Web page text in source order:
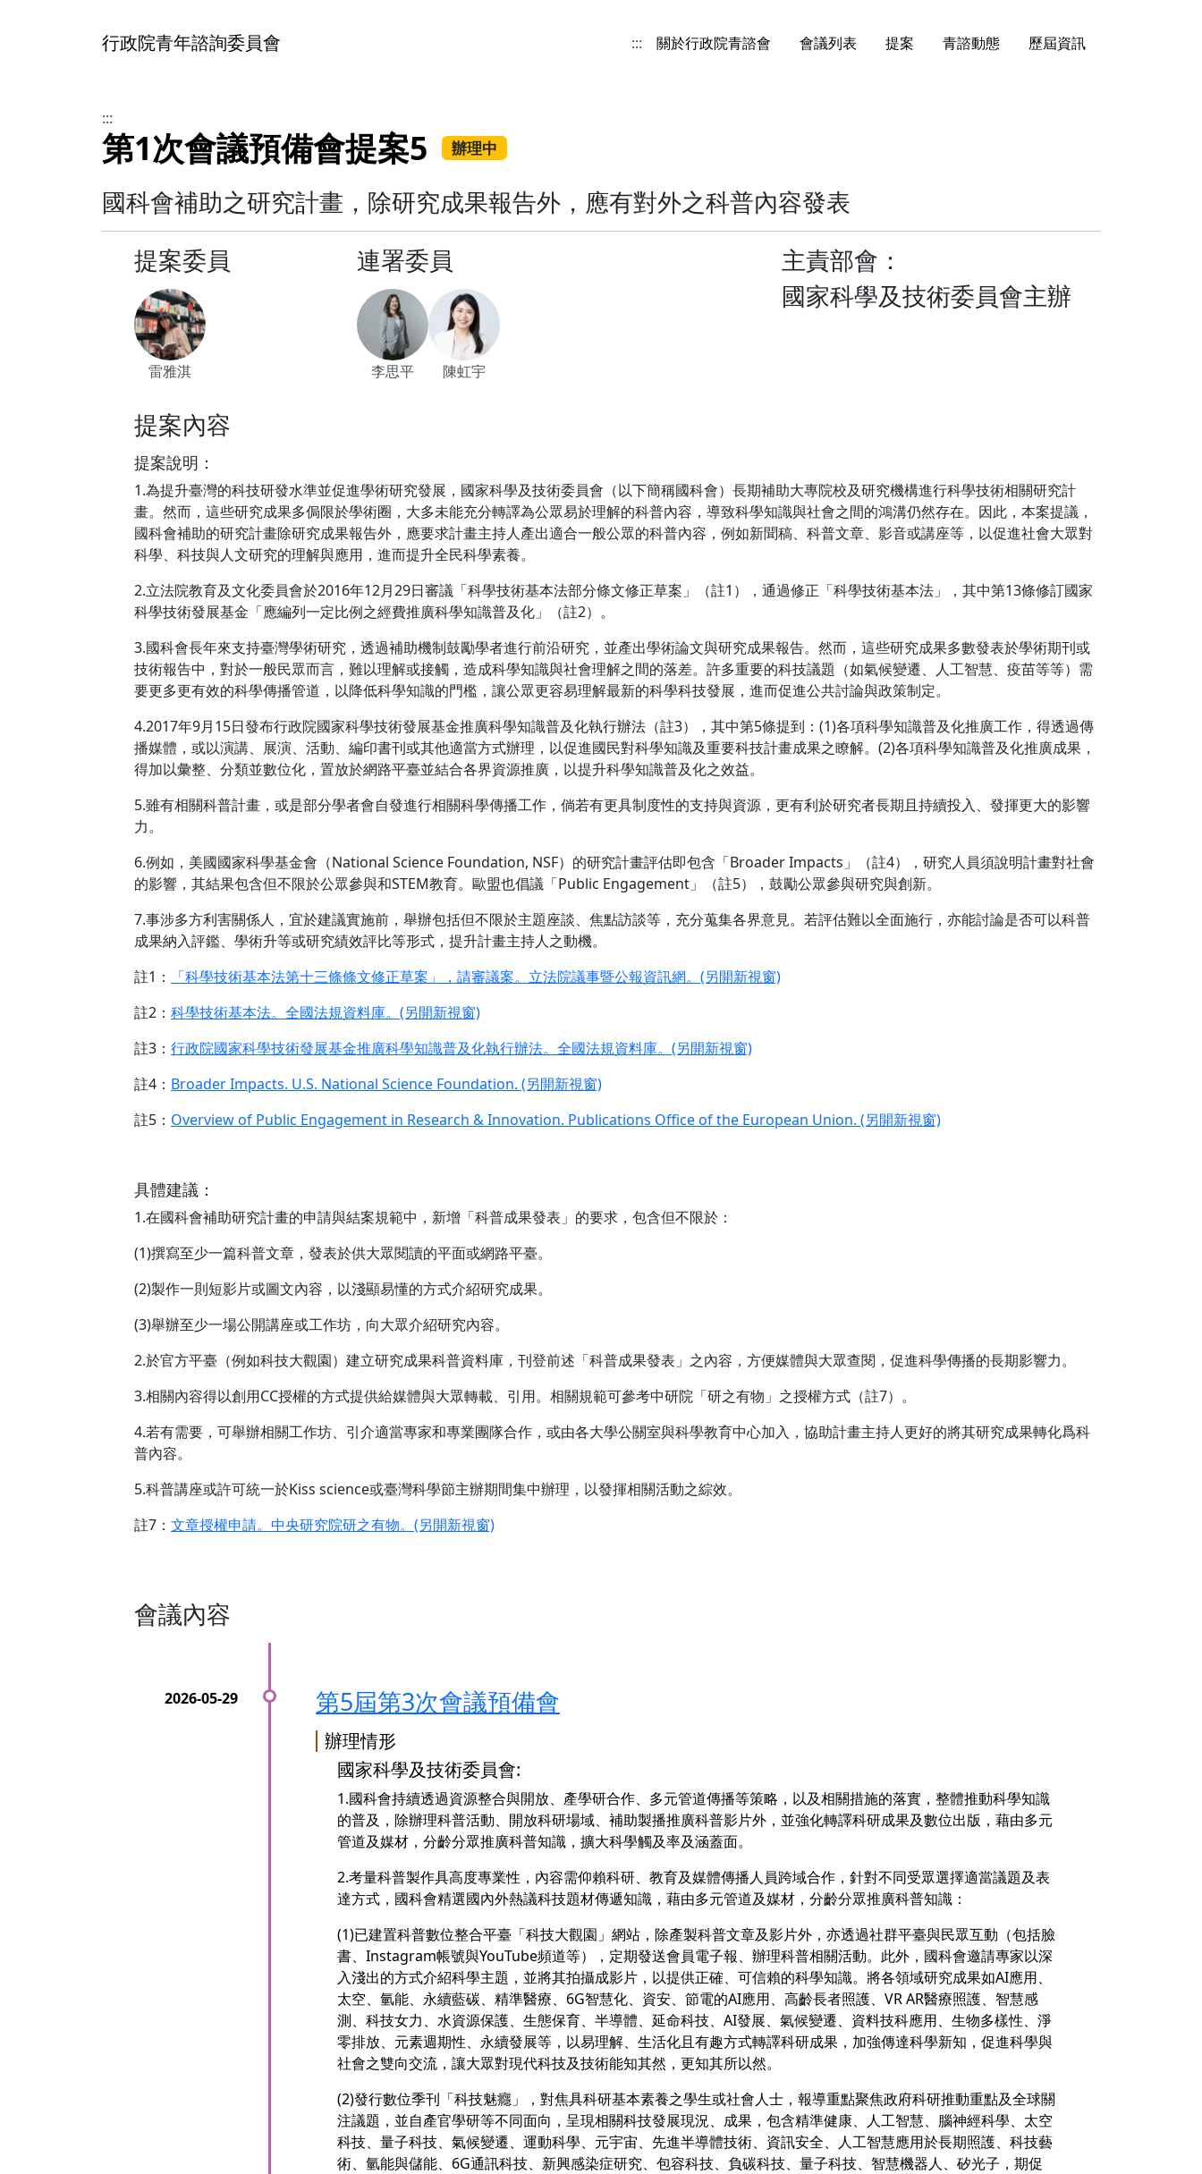
行政院青年諮詢委員會 ::: 關於行政院青諮會 會議列表 提案 青諮動態 歷屆資訊
:::
第1次會議預備會提案5 辦理中
國科會補助之研究計畫，除研究成果報告外，應有對外之科普內容發表
提案委員
雷雅淇
連署委員
李思平 陳虹宇
主責部會：
國家科學及技術委員會主辦
提案內容
提案說明：
1.為提升臺灣的科技研發水準並促進學術研究發展，國家科學及技術委員會（以下簡稱國科會）長期補助大專院校及研究機構進行科學技術相關研究計
畫。然而，這些研究成果多侷限於學術圈，大多未能充分轉譯為公眾易於理解的科普內容，導致科學知識與社會之間的鴻溝仍然存在。因此，本案提議，
國科會補助的研究計畫除研究成果報告外，應要求計畫主持人產出適合一般公眾的科普內容，例如新聞稿、科普文章、影音或講座等，以促進社會大眾對
科學、科技與人文研究的理解與應用，進而提升全民科學素養。
2.立法院教育及文化委員會於2016年12月29日審議「科學技術基本法部分條文修正草案」（註1），通過修正「科學技術基本法」，其中第13條修訂國家
科學技術發展基金「應編列一定比例之經費推廣科學知識普及化」
（註2） 。
3.國科會長年來支持臺灣學術研究，透過補助機制鼓勵學者進行前沿研究，並產出學術論文與研究成果報告。然而，這些研究成果多數發表於學術期刊或
技術報告中，對於一般民眾而言，難以理解或接觸，造成科學知識與社會理解之間的落差。許多重要的科技議題（如氣候變遷、人工智慧、疫苗等等）需
要更多更有效的科學傳播管道，以降低科學知識的門檻，讓公眾更容易理解最新的科學科技發展，進而促進公共討論與政策制定。
4.2017年9月15日發布行政院國家科學技術發展基金推廣科學知識普及化執行辦法（註3），其中第5條提到：(1)各項科學知識普及化推廣工作，得透過傳
播媒體，或以演講、展演、活動、編印書刊或其他適當方式辦理，以促進國民對科學知識及重要科技計畫成果之瞭解。(2)各項科學知識普及化推廣成果，
得加以彙整、分類並數位化，置放於網路平臺並結合各界資源推廣，以提升科學知識普及化之效益。
5.雖有相關科普計畫，或是部分學者會自發進行相關科學傳播工作，倘若有更具制度性的支持與資源，更有利於研究者長期且持續投入、發揮更大的影響
力。
6.例如，美國國家科學基金會（National Science Foundation, NSF）的研究計畫評估即包含「Broader Impacts」（註4），研究人員須說明計畫對社會
的影響，其結果包含但不限於公眾參與和STEM教育。歐盟也倡議「Public Engagement」（註5），鼓勵公眾參與研究與創新。
7.事涉多方利害關係人，宜於建議實施前，舉辦包括但不限於主題座談、焦點訪談等，充分蒐集各界意見。若評估難以全面施行，亦能討論是否可以科普
成果納入評鑑、學術升等或研究績效評比等形式，提升計畫主持人之動機。
註1：
「科學技術基本法第十三條條文修正草案」，請審議案。立法院議事暨公報資訊網。(另開新視窗)
註2： 科學技術基本法。全國法規資料庫。(另開新視窗)
註3： 行政院國家科學技術發展基金推廣科學知識普及化執行辦法。全國法規資料庫。(另開新視窗)
註4： Broader Impacts. U.S. National Science Foundation. (另開新視窗)
註5： Overview of Public Engagement in Research & Innovation. Publications Office of the European Union. (另開新視窗)
具體建議：
1.在國科會補助研究計畫的申請與結案規範中，新增「科普成果發表」的要求，包含但不限於：
(1)撰寫至少一篇科普文章，發表於供大眾閱讀的平面或網路平臺。
(2)製作一則短影片或圖文內容，以淺顯易懂的方式介紹研究成果。
(3)舉辦至少一場公開講座或工作坊，向大眾介紹研究內容。
2.於官方平臺（例如科技大觀園）建立研究成果科普資料庫，刊登前述「科普成果發表」之內容，方便媒體與大眾查閱，促進科學傳播的長期影響力。
3.相關內容得以創用CC授權的方式提供給媒體與大眾轉載、引用。相關規範可參考中研院「研之有物」之授權方式（註7）。
4.若有需要，可舉辦相關工作坊、引介適當專家和專業團隊合作，或由各大學公關室與科學教育中心加入，協助計畫主持人更好的將其研究成果轉化爲科
普內容。
5.科普講座或許可統一於Kiss science或臺灣科學節主辦期間集中辦理，以發揮相關活動之綜效。
註7： 文章授權申請。中央研究院研之有物。(另開新視窗)
會議內容
第5屆第3次會議預備會
辦理情形
國家科學及技術委員會:
1.國科會持續透過資源整合與開放、產學研合作、多元管道傳播等策略，以及相關措施的落實，整體推動科學知識
的普及，除辦理科普活動、開放科研場域、補助製播推廣科普影片外，並強化轉譯科研成果及數位出版，藉由多元
管道及媒材，分齡分眾推廣科普知識，擴大科學觸及率及涵蓋面。
2.考量科普製作具高度專業性，內容需仰賴科研、教育及媒體傳播人員跨域合作，針對不同受眾選擇適當議題及表
達方式，國科會精選國內外熱議科技題材傳遞知識，藉由多元管道及媒材，分齡分眾推廣科普知識：
(1)已建置科普數位整合平臺「科技大觀園」網站，除產製科普文章及影片外，亦透過社群平臺與民眾互動（包括臉
書、Instagram帳號與YouTube頻道等），定期發送會員電子報、辦理科普相關活動。此外，國科會邀請專家以深
入淺出的方式介紹科學主題，並將其拍攝成影片，以提供正確、可信賴的科學知識。將各領域研究成果如AI應用、
太空、氫能、永續藍碳、精準醫療、6G智慧化、資安、節電的AI應用、高齡長者照護、VR AR醫療照護、智慧感
測、科技女力、水資源保護、生態保育、半導體、延命科技、AI發展、氣候變遷、資料技科應用、生物多樣性、淨
零排放、元素週期性、永續發展等，以易理解、生活化且有趣方式轉譯科研成果，加強傳達科學新知，促進科學與
社會之雙向交流，讓大眾對現代科技及技術能知其然，更知其所以然。
(2)發行數位季刊「科技魅癮」，對焦具科研基本素養之學生或社會人士，報導重點聚焦政府科研推動重點及全球關
注議題，並自產官學研等不同面向，呈現相關科技發展現況、成果，包含精準健康、人工智慧、腦神經科學、太空
科技、量子科技、氣候變遷、運動科學、元宇宙、先進半導體技術、資訊安全、人工智慧應用於長期照護、科技藝
術、氫能與儲能、6G通訊科技、新興感染症研究、包容科技、負碳科技、量子科技、智慧機器人、矽光子，期促